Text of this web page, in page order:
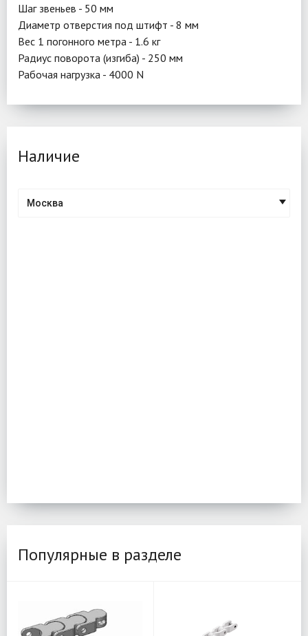
Шаг звеньев - 50 мм
Диаметр отверстия под штифт - 8 мм
Вес 1 погонного метра - 1.6 кг
Радиус поворота (изгиба) - 250 мм
Рабочая нагрузка - 4000 N
Наличие
Москва
Популярные в разделе